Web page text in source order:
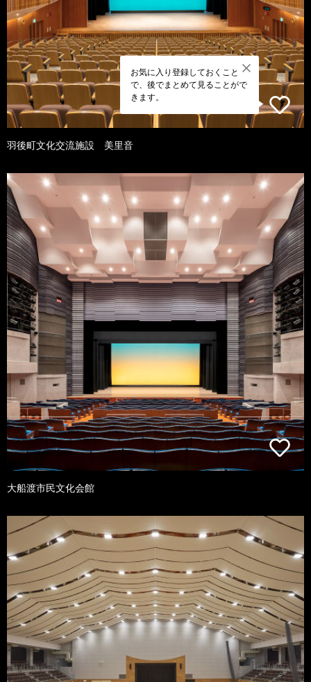
お気に入り登録しておくこと
で、後でまとめて見ることがで
きます。
羽後町文化交流施設 美里音
大船渡市民文化会館